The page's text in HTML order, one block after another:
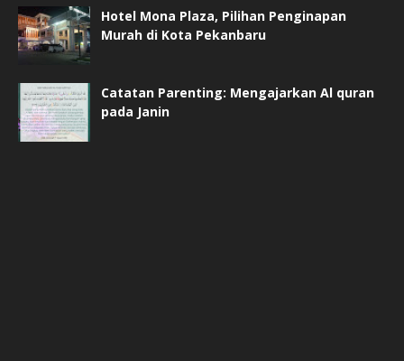
Hotel Mona Plaza, Pilihan Penginapan
Murah di Kota Pekanbaru
Catatan Parenting: Mengajarkan Al quran
pada Janin